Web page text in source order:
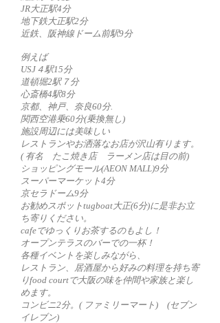
JR大正駅4分
地下鉄大正駅2分
近鉄、阪神線ドーム前駅9分
例えば
USJ４駅15分
道頓堀2駅７分
心斎橋4駅8分
京都、神戸、奈良60分.
関西空港乗60分(乗換無し)
施設周辺には美味しい
レストランやお洒落なお店が沢山有ります。
( 有名 たこ焼き店 ラーメン店は目の前)
ショッピングモール(AEON MALL)9分
スーパーマーケット4分
京セラドーム9分
お勧めスポットtugboat大正(6分)に是非お立
ち寄りください。
cafeでゆっくりお茶するのもよし！
オープンテラスのバーでの一杯！
各種イベントを楽しみながら、
レストラン、居酒屋から好みの料理を持ち寄
りfood courtで大阪の味を仲間や家族と楽し
めます。
コンビニ2分。( ファミリーマート) (セブン
イレブン)